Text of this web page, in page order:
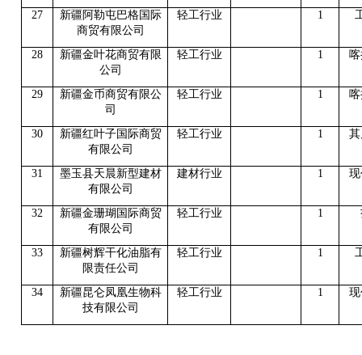
27
新疆阿勒屯巴格国际
商贸有限公司
轻工行业 1
28
新疆金叶花商贸有限
公司
轻工行业 1
29
新疆金币商贸有限公
司
轻工行业 1
30
新疆红叶子国际商贸
有限公司
轻工行业 1
31
墨玉县天晨新型建材
有限公司
建材行业 1
32
新疆金珊瑚国际商贸
有限公司
轻工行业 1
33
新疆树辉干化油脂有
限责任公司
轻工行业 1
34
新疆昆仑凤凰生物科
技有限公司
轻工行业 1